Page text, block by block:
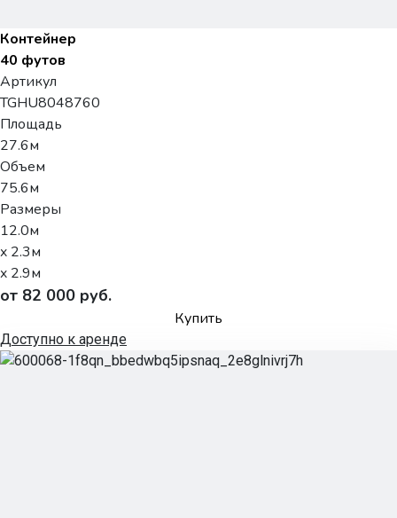
Контейнер
40 футов
Артикул
TGHU8048760
Площадь
27.6м
Объем
75.6м
Размеры
12.0м
x 2.3м
x 2.9м
от 82 000 руб.
Купить
Доступно к аренде